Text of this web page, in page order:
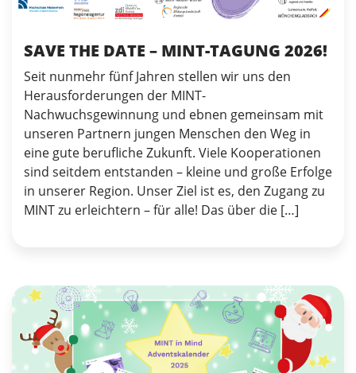
SAVE THE DATE – MINT-TAGUNG 2026!
Seit nunmehr fünf Jahren stellen wir uns den
Herausforderungen der MINT-
Nachwuchsgewinnung und ebnen gemeinsam mit
unseren Partnern jungen Menschen den Weg in
eine gute berufliche Zukunft. Viele Kooperationen
sind seitdem entstanden – kleine und große Erfolge
in unserer Region. Unser Ziel ist es, den Zugang zu
MINT zu erleichtern – für alle! Das über die […]